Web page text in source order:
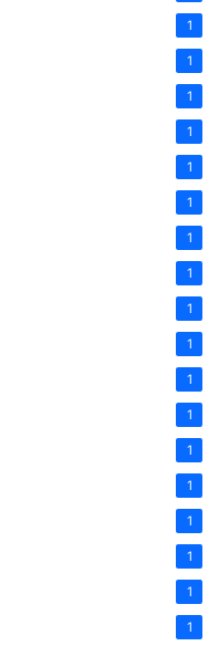
1
1
1
1
1
1
1
1
1
1
1
1
1
1
1
1
1
1